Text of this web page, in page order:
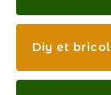
Diy et